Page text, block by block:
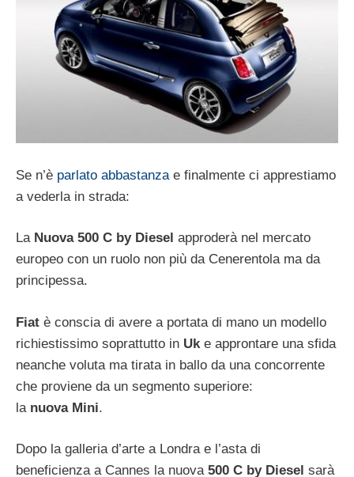
Se n’è parlato abbastanzae finalmente ci apprestiamo
a vederla in strada:
La Nuova 500 C by Diesel approderà nel mercato
europeo con un ruolo non più da Cenerentola ma da
principessa.
Fiat è conscia di avere a portata di mano un modello
richiestissimo soprattutto in Uke approntare una sfida
neanche voluta ma tirata in ballo da una concorrente
che proviene da un segmento superiore:
la nuova Mini.
Dopo la galleria d’arte a Londra e l’asta di
beneficienza a Cannes la nuova 500 C by Diesel sarà